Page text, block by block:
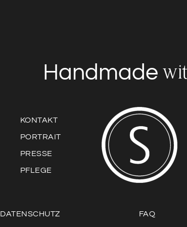
Handmade
KONTAKT
PORTRAIT
PRESSE
PFLEGE
DATENSCHUTZ FAQ